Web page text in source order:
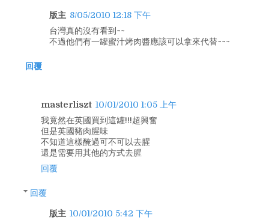
版主 8/05/2010 12:18 下午
台灣真的沒有看到~~
不過他們有一罐蜜汁烤肉醬應該可以拿來代替~~~
回覆
masterliszt 10/01/2010 1:05 上午
我竟然在英國買到這罐!!!超興奮
但是英國豬肉腥味
不知道這樣醃過可不可以去腥
還是需要用其他的方式去腥
回覆
回覆
版主 10/01/2010 5:42 下午